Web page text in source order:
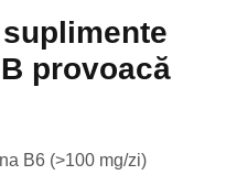
provoacă
B6 (>100 mg/zi)